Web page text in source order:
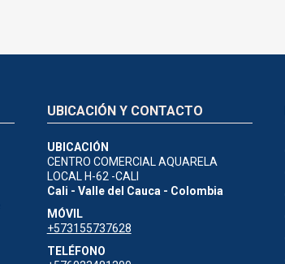
UBICACIÓN Y CONTACTO
UBICACIÓN
CENTRO COMERCIAL AQUARELA
LOCAL H-62 -CALI
Cali - Valle del Cauca - Colombia
MÓVIL
+573155737628
TELÉFONO